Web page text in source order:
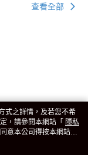
查看全部
式之詳情，及若您不希
，請參閱本網站「 隱私
意本公司得按本網站使